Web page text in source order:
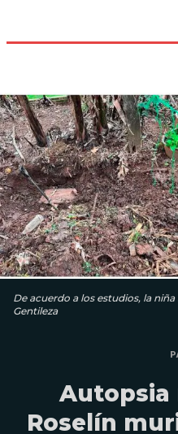
De acuerdo a los estudios, la
Gentileza
Autopsia
Roselín